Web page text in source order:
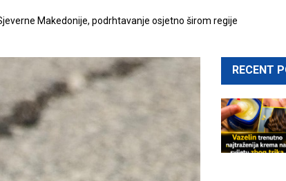
Makedonije, podrhtavanje osjetno širom regije
RECENT